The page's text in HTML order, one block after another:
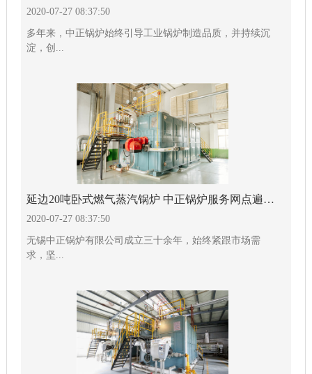
2020-07-27 08:37:50
多年来，中正锅炉始终引导工业锅炉制造品质，并持续沉
淀，创...
延边20吨卧式燃气蒸汽锅炉 中正锅炉服务网点遍布全球
2020-07-27 08:37:50
无锡中正锅炉有限公司成立三十余年，始终紧跟市场需
求，坚...